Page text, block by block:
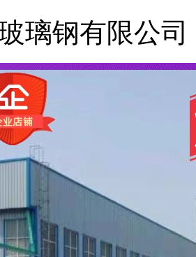
璃钢有限公司